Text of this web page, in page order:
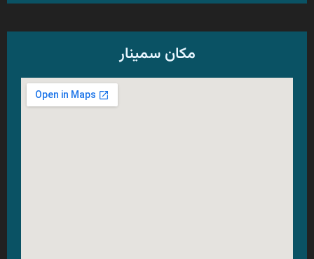
مکان سمینار